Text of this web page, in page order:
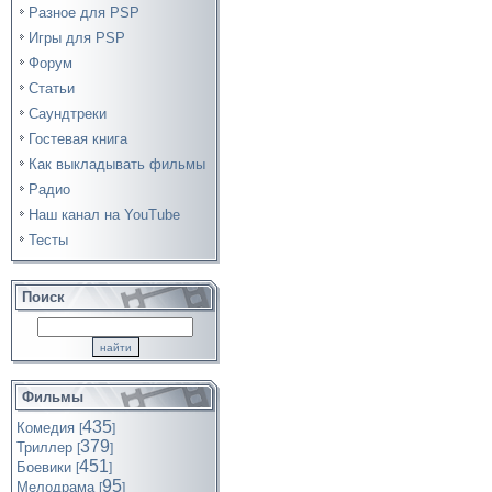
Разное для PSP
Игры для PSP
Форум
Статьи
Саундтреки
Гостевая книга
Как выкладывать фильмы
Радио
Наш канал на YouTube
Тесты
Поиск
Фильмы
Комедия [435]
Триллер [379]
Боевики [451]
Мелодрама [95]